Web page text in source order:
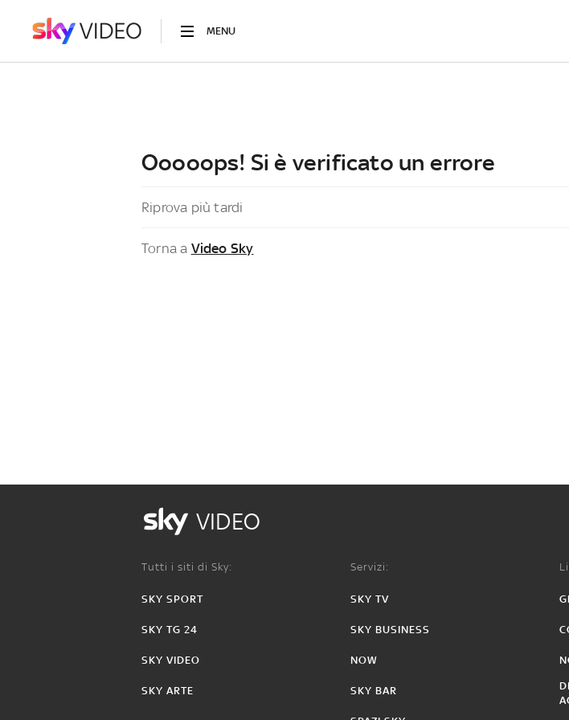
MENU
Ooooops! Si è verificato un errore
Riprova più tardi
Torna a Video Sky
VIDEO
Tutti i siti di Sky:
SKY SPORT
SKY TG 24
SKY VIDEO
SKY ARTE
Servizi:
SKY TV
SKY BUSINESS
NOW
SKY BAR